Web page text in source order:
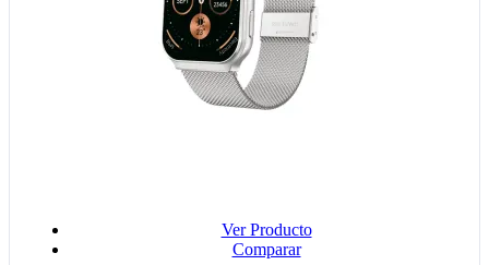
Ver Producto
Comparar